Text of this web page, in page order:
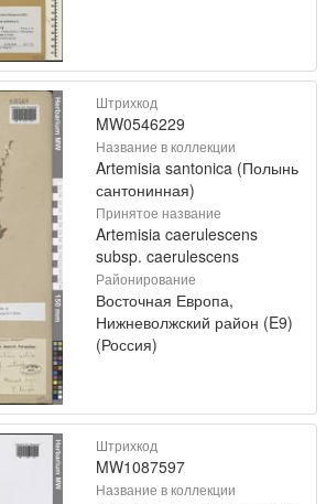
Штрихкод
MW0546229
Название в коллекции
Artemisia santonica (Полынь
сантонинная)
Принятое название
Artemisia caerulescens
subsp. caerulescens
Районирование
Восточная Европа,
Нижневолжский район (E9)
(Россия)
Штрихкод
MW1087597
Название в коллекции